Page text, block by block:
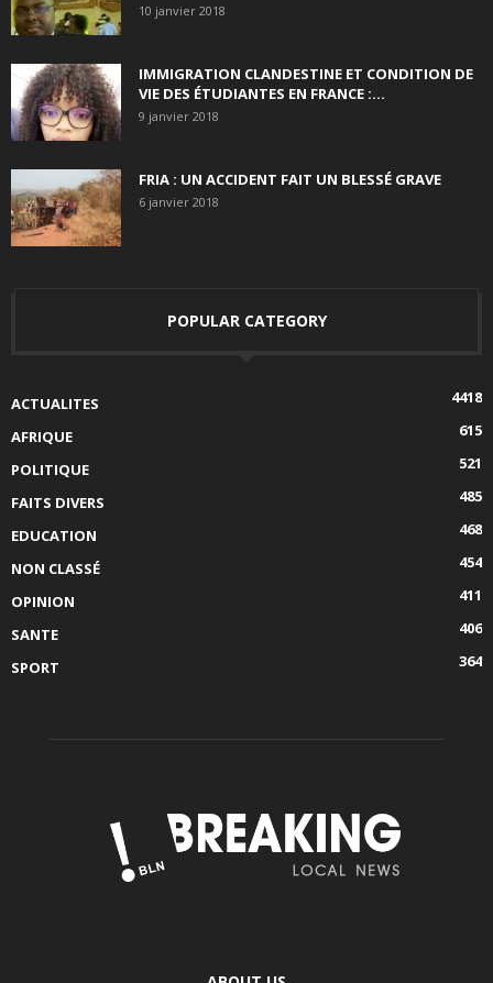
10 janvier 2018
IMMIGRATION CLANDESTINE ET CONDITION DE
VIE DES ÉTUDIANTES EN FRANCE :...
9 janvier 2018
FRIA : UN ACCIDENT FAIT UN BLESSÉ GRAVE
6 janvier 2018
POPULAR CATEGORY
ACTUALITES
4418
AFRIQUE
615
POLITIQUE
521
FAITS DIVERS
485
EDUCATION
468
NON CLASSÉ
454
OPINION
411
SANTE
406
SPORT
364